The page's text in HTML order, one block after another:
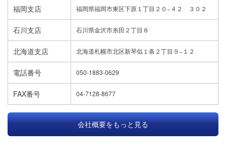
福岡支店 福岡県福岡市東区下原１丁目２０−４２ ３０２
石川支店 石川県金沢市糸田２丁目８
北海道支店 北海道札幌市北区新琴似１条２丁目９−１２
電話番号 050-1883-0629
FAX番号 04-7128-8677
会社概要をもっと見る